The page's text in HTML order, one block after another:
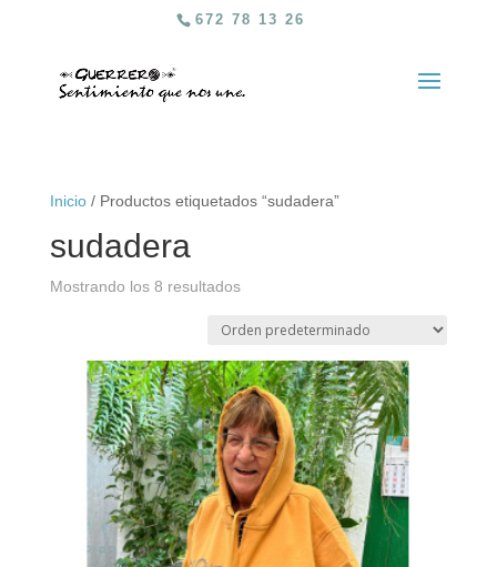
672 78 13 26
Inicio/ Productos etiquetados “sudadera”
sudadera
Mostrando los 8 resultados